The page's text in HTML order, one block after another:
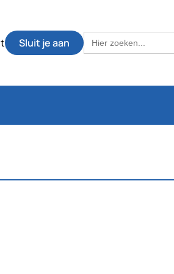
Sluit je aan Zoek
naar: